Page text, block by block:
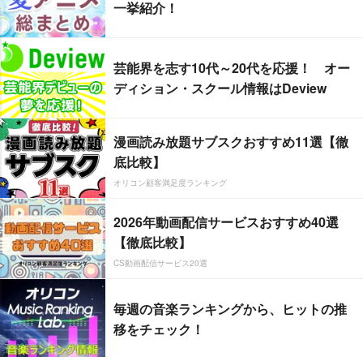
一挙紹介！
芸能界を志す10代～20代を応援！ オー
ディション・スクール情報はDeview
漫画読み放題サブスクおすすめ11選【徹
底比較】
オリコン顧客満足度ランキング
2026年動画配信サービスおすすめ40選
【徹底比較】
CS動画配信サービス20選
毎週の音楽ランキングから、ヒットの推
移をチェック！